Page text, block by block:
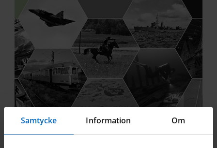
Samtycke Information Om
En del av SMMTF